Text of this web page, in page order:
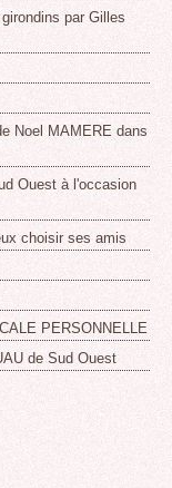
par Gilles
Noel MAMERE dans
Ouest à l'occasion
choisir ses amis
PERSONNELLE
de Sud Ouest